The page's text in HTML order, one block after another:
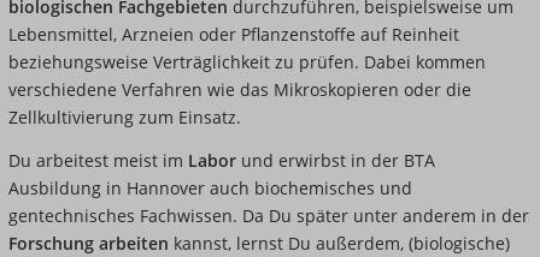
biologischen Fachgebieten durchzuführen, beispielsweise um
Lebensmittel, Arzneien oder Pflanzenstoffe auf Reinheit
beziehungsweise Verträglichkeit zu prüfen. Dabei kommen
verschiedene Verfahren wie das Mikroskopieren oder die
Zellkultivierung zum Einsatz.
Du arbeitest meist im Labor und erwirbst in der BTA
Ausbildung in Hannover auch biochemisches und
gentechnisches Fachwissen. Da Du später unter anderem in der
Forschung arbeiten kannst, lernst Du außerdem, (biologische)